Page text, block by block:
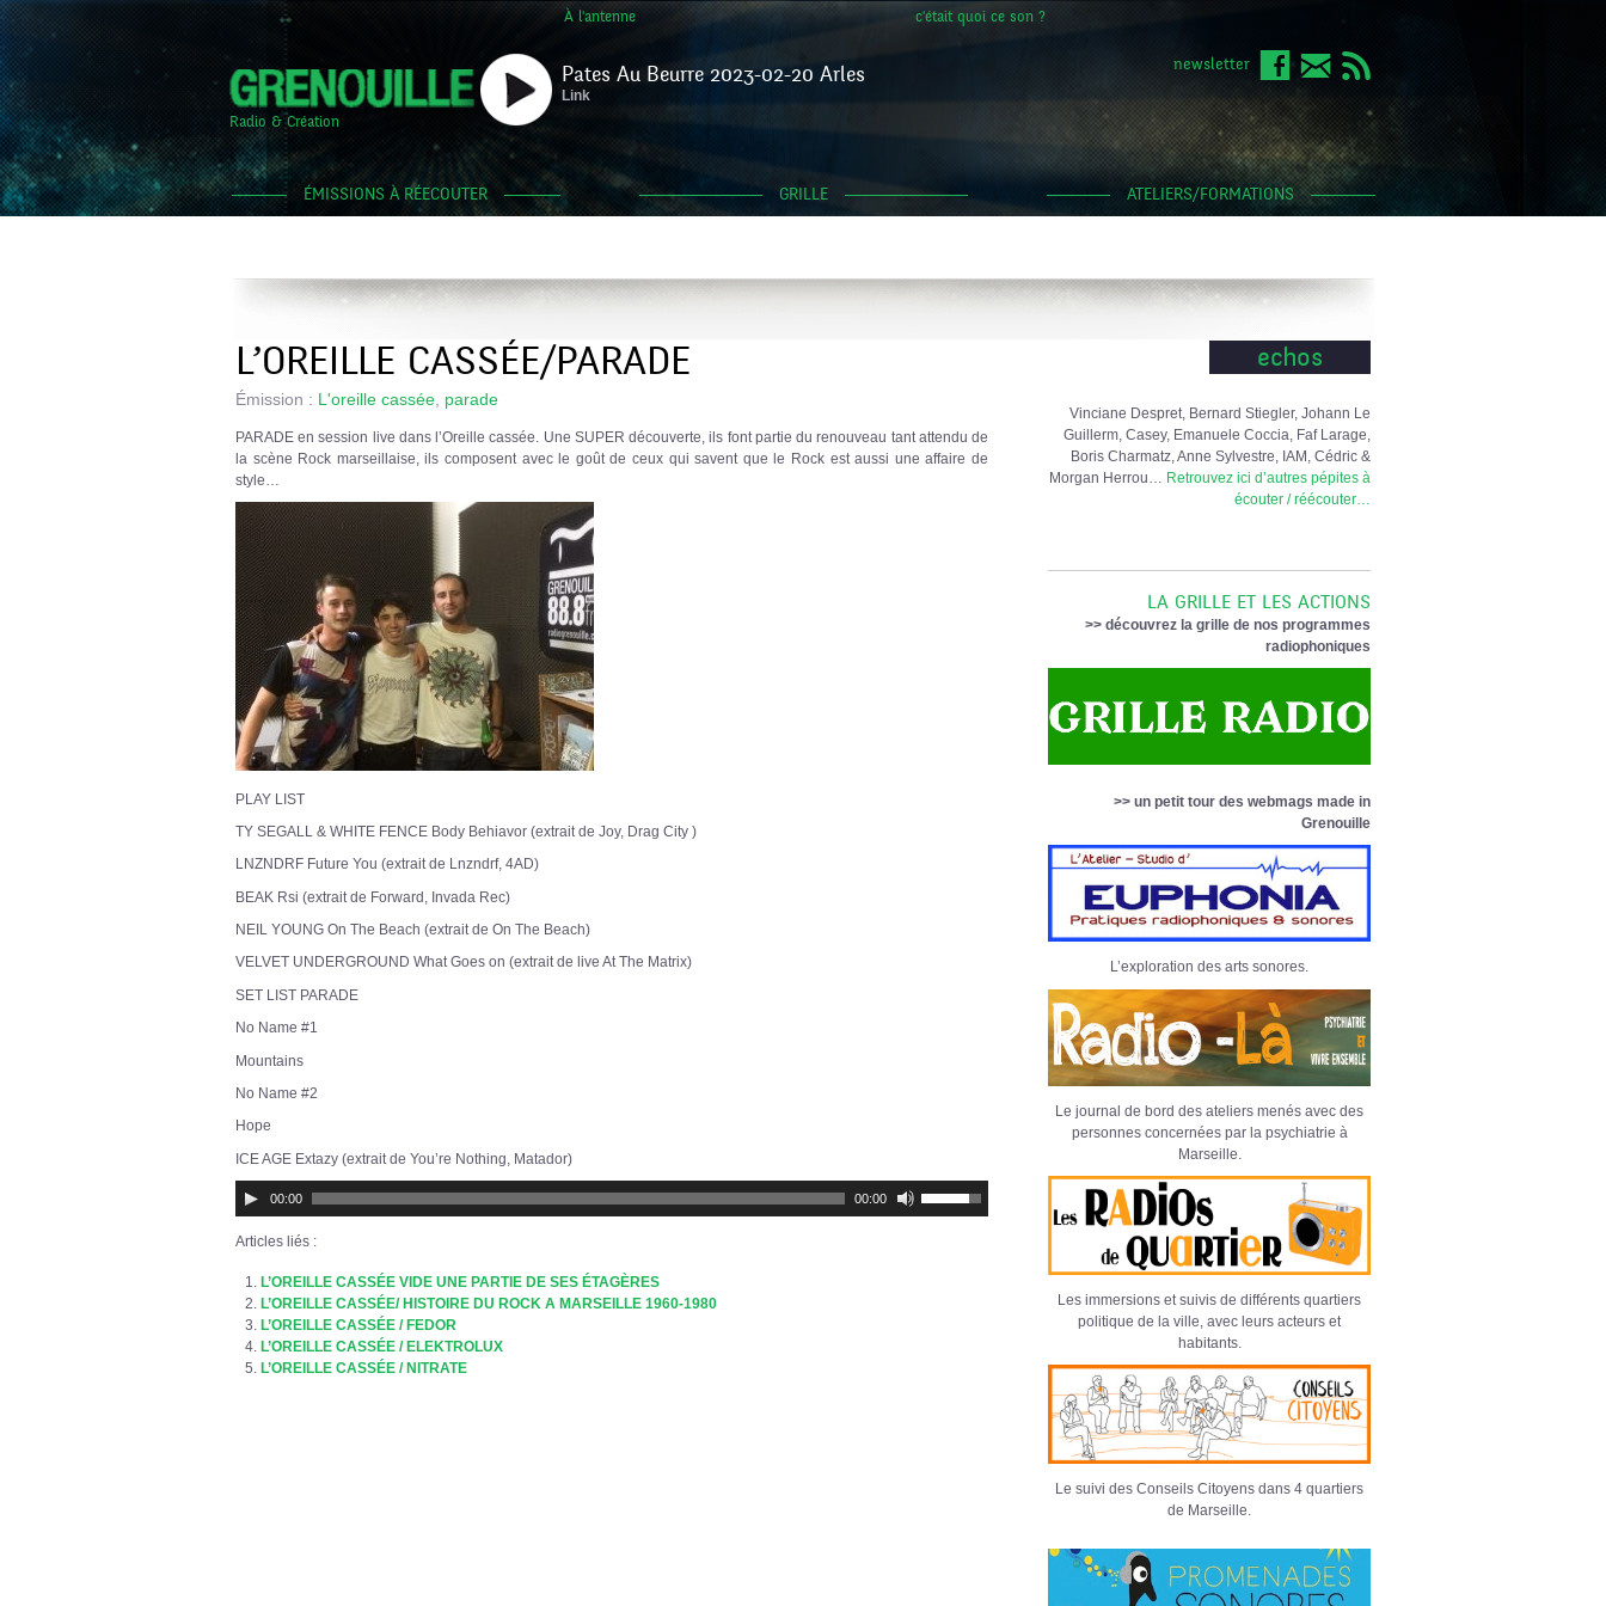
À l'antenne c'était quoi ce son ?
Radio & Création
Pates Au Beurre 2023-02-20 Arles
Link
newsletter
ÉMISSIONS À RÉECOUTER GRILLE ATELIERS/FORMATIONS
L’OREILLE CASSÉE/PARADE
Émission : L'oreille cassée, parade
PARADE en session live dans l’Oreille cassée. Une SUPER découverte, ils font partie du renouveau tant attendu de
la scène Rock marseillaise, ils composent avec le goût de ceux qui savent que le Rock est aussi une affaire de
style…
PLAY LIST
TY SEGALL & WHITE FENCE Body Behiavor (extrait de Joy, Drag City )
LNZNDRF Future You (extrait de Lnzndrf, 4AD)
BEAK Rsi (extrait de Forward, Invada Rec)
NEIL YOUNG On The Beach (extrait de On The Beach)
VELVET UNDERGROUND What Goes on (extrait de live At The Matrix)
SET LIST PARADE
No Name #1
Mountains
No Name #2
Hope
ICE AGE Extazy (extrait de You’re Nothing, Matador)
audio00:00 00:00
les
flèches
Articles liés :
L’OREILLE CASSÉE VIDE UNE PARTIE DE SES ÉTAGÈRES
L’OREILLE CASSÉE/ HISTOIRE DU ROCK A MARSEILLE 1960-1980
L’OREILLE CASSÉE / FEDOR
L’OREILLE CASSÉE / ELEKTROLUX
L’OREILLE CASSÉE / NITRATE
echos
Vinciane Despret, Bernard Stiegler, Johann Le
Guillerm, Casey, Emanuele Coccia, Faf Larage,
Boris Charmatz, Anne Sylvestre, IAM, Cédric &
Morgan Herrou… Retrouvez ici d’autres pépites à
écouter / réécouter…
LA GRILLE ET LES ACTIONS
>> découvrez la grille de nos programmes
radiophoniques
>> un petit tour des webmags made in
Grenouille
L’exploration des arts sonores.
Le journal de bord des ateliers menés avec des
personnes concernées par la psychiatrie à
Marseille.
Les immersions et suivis de différents quartiers
politique de la ville, avec leurs acteurs et
habitants.
Le suivi des Conseils Citoyens dans 4 quartiers
de Marseille.